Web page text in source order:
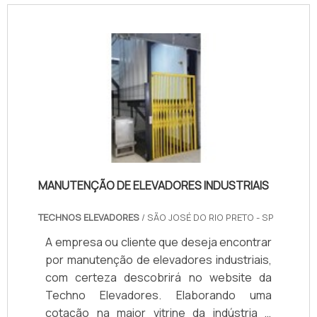
Profissionais competentes; Equipamentos
inovadores; Ciclo de entrega de
MANUTENÇÃO DE ELEVADORES INDUSTRIAIS
TECHNOS ELEVADORES / SÃO JOSÉ DO RIO PRETO - SP
A empresa ou cliente que deseja encontrar
por manutenção de elevadores industriais,
com certeza descobrirá no website da
Techno Elevadores. Elaborando uma
cotação na maior vitrine da indústria e